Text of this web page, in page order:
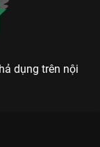
dụng trên nội